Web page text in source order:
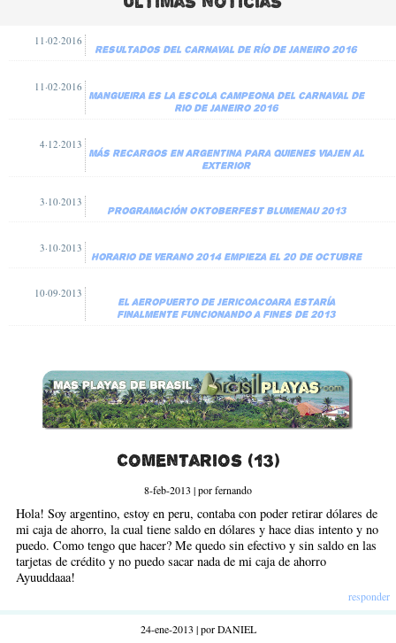
11·02·2016
Resultados del Carnaval de Río de Janeiro 2016
11·02·2016
Mangueira es la escola campeona del carnaval de
Rio de Janeiro 2016
4·12·2013
Más recargos en Argentina para quienes viajen al
exterior
3·10·2013
Programación Oktoberfest Blumenau 2013
3·10·2013
Horario de verano 2014 empieza el 20 de octubre
10·09·2013
El aeropuerto de Jericoacoara estaría
finalmente funcionando a fines de 2013
Comentarios (13)
8-feb-2013 | por fernando
Hola! Soy argentino, estoy en peru, contaba con poder retirar dólares de
mi caja de ahorro, la cual tiene saldo en dólares y hace dias intento y no
puedo. Como tengo que hacer? Me quedo sin efectivo y sin saldo en las
tarjetas de crédito y no puedo sacar nada de mi caja de ahorro
Ayuuddaaa!
responder
24-ene-2013 | por DANIEL